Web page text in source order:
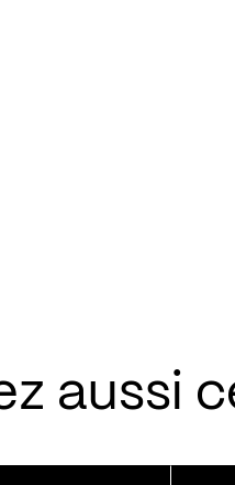
aussi